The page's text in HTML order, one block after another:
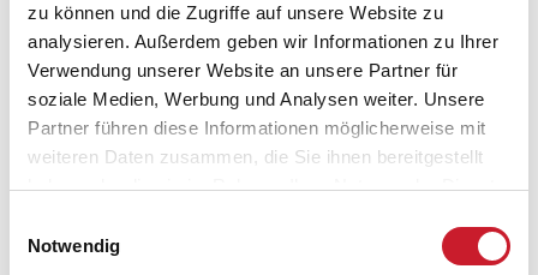
zu können und die Zugriffe auf unsere Website zu
analysieren. Außerdem geben wir Informationen zu Ihrer
Verwendung unserer Website an unsere Partner für
soziale Medien, Werbung und Analysen weiter. Unsere
Partner führen diese Informationen möglicherweise mit
weiteren Daten zusammen, die Sie ihnen bereitgestellt
haben oder die sie im Rahmen Ihrer Nutzung der Dienste
Notwendig
Belegungskalender
Anzahl Reisende auswählen